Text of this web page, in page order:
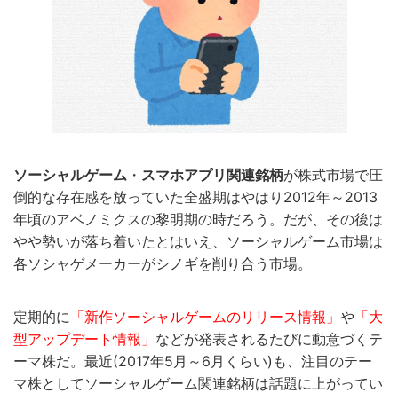
ソーシャルゲーム ・ スマホアプリ関連銘柄が株式市場で圧
倒的な存在感を放っていた全盛期はやはり2012年～2013
年頃のアベノミクスの黎明期の時だろう。だが、その後は
やや勢いが落ち着いたとはいえ、ソーシャルゲーム市場は
各ソシャゲメーカーがシノギを削り合う市場。
定期的に 「新作ソーシャルゲームのリリース情報」 や 「大
型アップデート情報」 などが発表されるたびに動意づくテ
ーマ株だ。最近(2017年5月～6月くらい)も、注目のテー
マ株としてソーシャルゲーム関連銘柄は話題に上がってい